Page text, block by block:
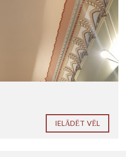
IELĀDĒT VĒL